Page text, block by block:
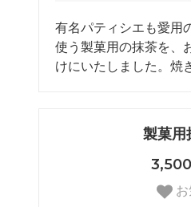
有名パティシエも愛用
使う製菓用の抹茶を、
けにいたしました。焼
製菓用